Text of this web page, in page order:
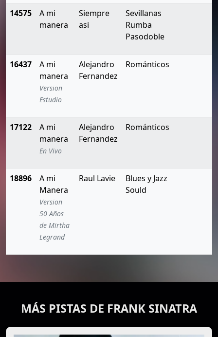
14575
A mi
manera
Siempre
asi
Sevillanas
Rumba
Pasodoble
16437
A mi
manera
Version
Estudio
Alejandro
Fernandez
Románticos
17122
A mi
manera
En Vivo
Alejandro
Fernandez
Románticos
18896
A mi
Manera
Version
50 Años
de Mirtha
Legrand
Raul Lavie
Blues y Jazz
Sould
MÁS PISTAS DE FRANK SINATRA